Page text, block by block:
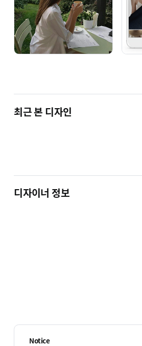
문의 이용 가능 시간 : 월요일-금요일 오후1
토요일, 일요일, 공휴일 휴무입니다.
상담자가 많거나 업무시간 외의 경우 문의
최근 본 디자인
디자이너 정보
Notice